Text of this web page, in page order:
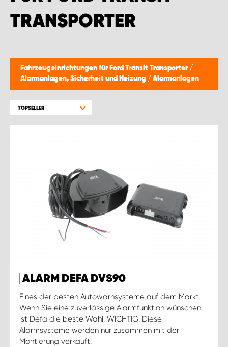
TRANSPORTER
Fahrzeugeinrichtungen für Ford Transit Transporter /
Alarmanlagen, Sicherheit und Heizung / Alarmanlagen
TOPSELLER
ALARM DEFA DVS90
Eines der besten Autowarnsysteme auf dem Markt.
Wenn Sie eine zuverlässige Alarmfunktion wünschen,
ist Defa die beste Wahl. WICHTIG: Diese
Alarmsysteme werden nur zusammen mit der
Montierung verkauft.
WORK SYSTEM BRÜSSEL
WORK SYSTEM NAMEN
WORK SYSTEM WORK SYSTEM BRÜGGE